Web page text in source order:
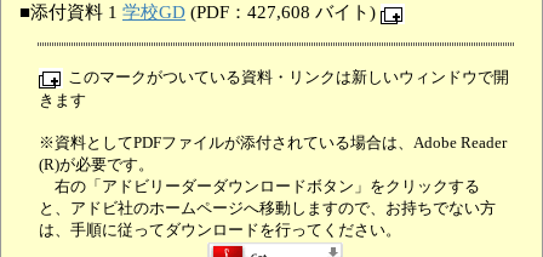
■添付資料 1 学校GD (PDF：427,608 バイト)
このマークがついている資料・リンクは新しいウィンドウで開
きます
※資料としてPDFファイルが添付されている場合は、Adobe Reader
(R)が必要です。
右の「アドビリーダーダウンロードボタン」をクリックする
と、アドビ社のホームページへ移動しますので、お持ちでない方
は、手順に従ってダウンロードを行ってください。